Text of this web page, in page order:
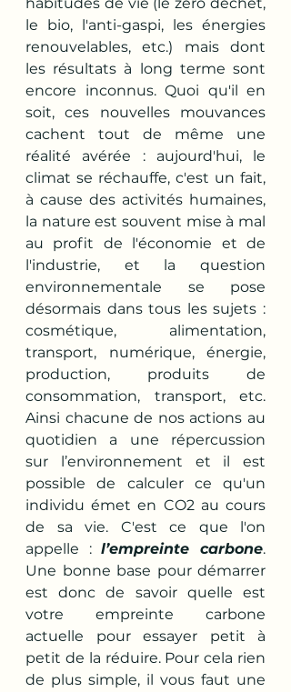
le bio, l'anti-gaspi, les énergies
renouvelables, etc.) mais dont
les résultats à long terme sont
encore inconnus. Quoi qu'il en
soit, ces nouvelles mouvances
cachent tout de même une
réalité avérée : aujourd'hui, le
climat se réchauffe, c'est un fait,
à cause des activités humaines,
la nature est souvent mise à mal
au profit de l'économie et de
l'industrie, et la question
environnementale se pose
désormais dans tous les sujets :
cosmétique, alimentation,
transport, numérique, énergie,
production, produits de
consommation, transport, etc.
Ainsi chacune de nos actions au
quotidien a une répercussion
sur l’environnement et il est
possible de calculer ce qu'un
individu émet en CO2 au cours
de sa vie. C'est ce que l'on
appelle : l’empreinte carbone.
Une bonne base pour démarrer
est donc de savoir quelle est
votre empreinte carbone
actuelle pour essayer petit à
petit de la réduire. Pour cela rien
de plus simple, il vous faut une